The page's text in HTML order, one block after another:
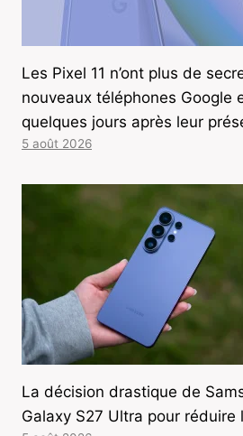
Les Pixel 11 n’ont plus de
nouveaux téléphones Google
quelques jours après leur
5 août 2026
La décision drastique de
Galaxy S27 Ultra pour réduire